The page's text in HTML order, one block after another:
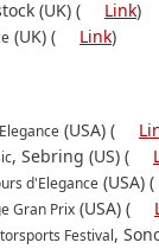
(UK) ( Link)
(UK) ( Link)
(USA) (
, Sebring (US) (
d'Elegance (USA) (
Gran Prix (USA) (
Festival,